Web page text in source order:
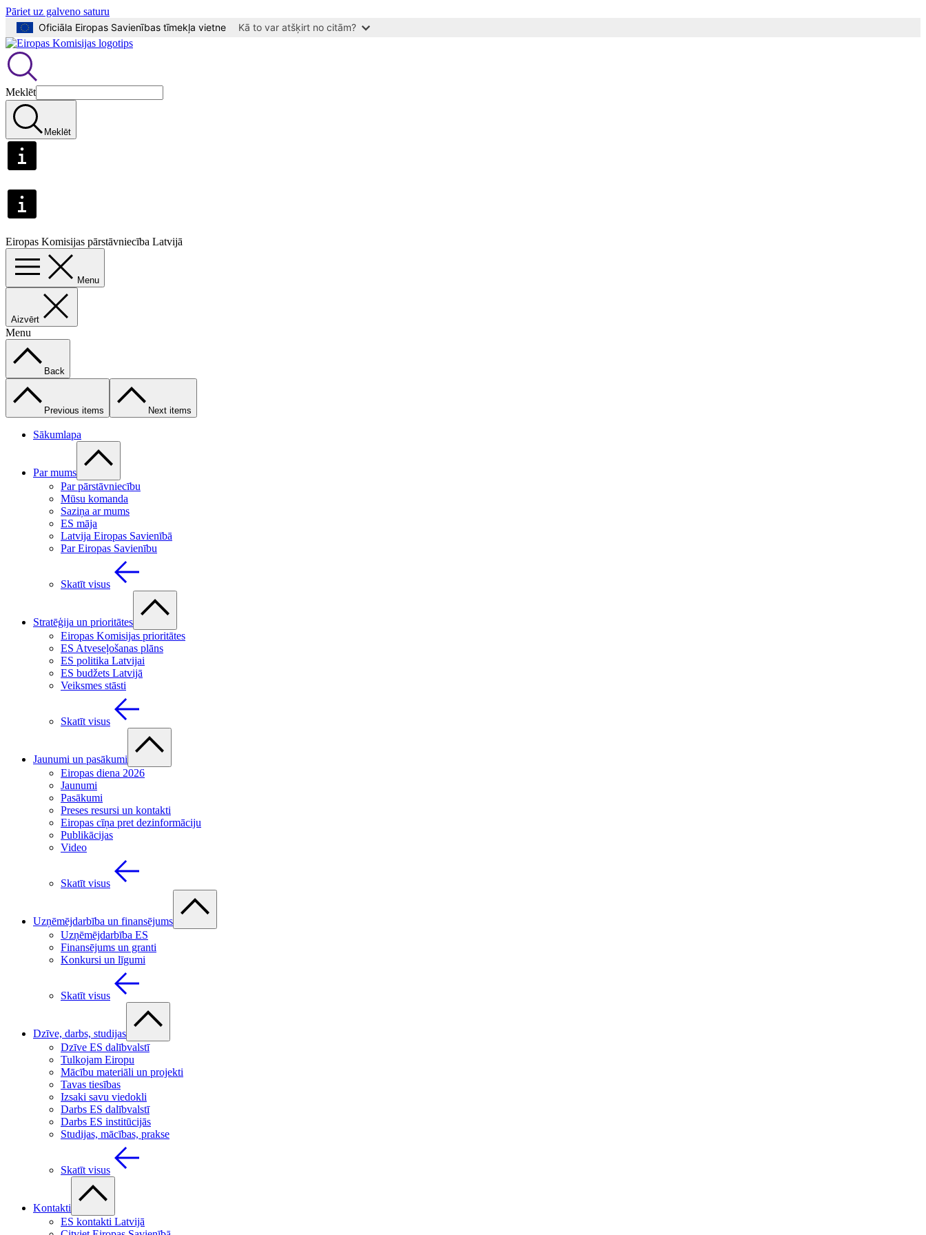
Pāriet uz galveno saturu
Oficiāla Eiropas Savienības tīmekļa vietne
Kā to var atšķirt no citām?
Meklēt
Meklēt
Eiropas Komisijas pārstāvniecība Latvijā
Menu
Aizvērt
Menu
Back
Previous items Next items
Sākumlapa
Par mums
Par pārstāvniecību
Mūsu komanda
Saziņa ar mums
ES māja
Latvija Eiropas Savienībā
Par Eiropas Savienību
Skatīt visus
Stratēģija un prioritātes
Eiropas Komisijas prioritātes
ES Atveseļošanas plāns
ES politika Latvijai
ES budžets Latvijā
Veiksmes stāsti
Skatīt visus
Jaunumi un pasākumi
Eiropas diena 2026
Jaunumi
Pasākumi
Preses resursi un kontakti
Eiropas cīņa pret dezinformāciju
Publikācijas
Video
Skatīt visus
Uzņēmējdarbība un finansējums
Uzņēmējdarbība ES
Finansējums un granti
Konkursi un līgumi
Skatīt visus
Dzīve, darbs, studijas
Dzīve ES dalībvalstī
Tulkojam Eiropu
Mācību materiāli un projekti
Tavas tiesības
Izsaki savu viedokli
Darbs ES dalībvalstī
Darbs ES institūcijās
Studijas, mācības, prakse
Skatīt visus
Kontakti
ES kontakti Latvijā